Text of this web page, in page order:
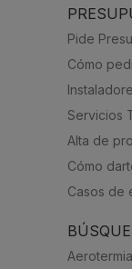
Pide
Cómo
Servicios
Alta de
Cómo
Casos de
Aerotermia